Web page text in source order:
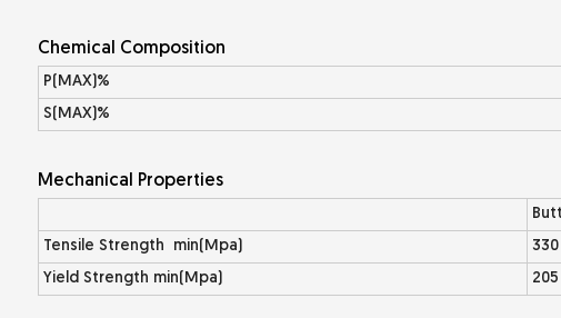
Chemical Composition
P(MAX)%
S(MAX)%
Mechanical Properties
Tensile Strength min(Mpa)
330
Yield Strength min(Mpa)
205